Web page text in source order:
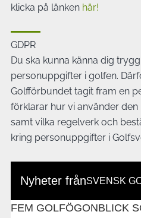
klicka på länken här!
GDPR
Du ska kunna känna dig
personuppgifter i golfen.
Golfförbundet tagit fram en
förklarar hur vi använder
samt vilka regelverk och
kring personuppgifter i
Nyheter frånSVENSK
FEM GOLFÖGONBLICK